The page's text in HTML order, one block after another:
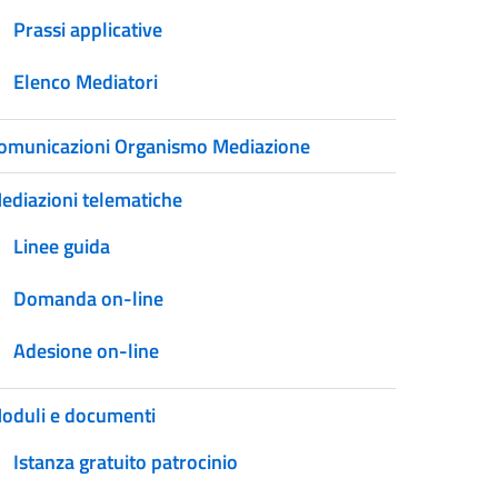
Prassi applicative
Elenco Mediatori
Organismo Mediazione
telematiche
Linee guida
Domanda on-line
Adesione on-line
e documenti
Istanza gratuito patrocinio